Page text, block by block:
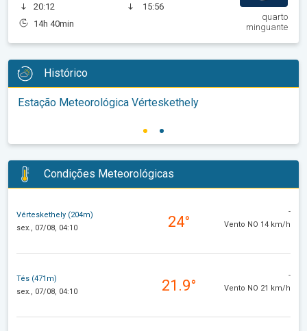
20:12
14h 40min
15:56
quarto
minguante
Histórico
Estação Meteorológica Vérteskethely
Condições Meteorológicas
Vérteskethely (204m)
sex., 07/08, 04:10
24°
-
Vento NO 14 km/h
Tés (471m)
sex., 07/08, 04:10
21.9°
-
Vento NO 21 km/h